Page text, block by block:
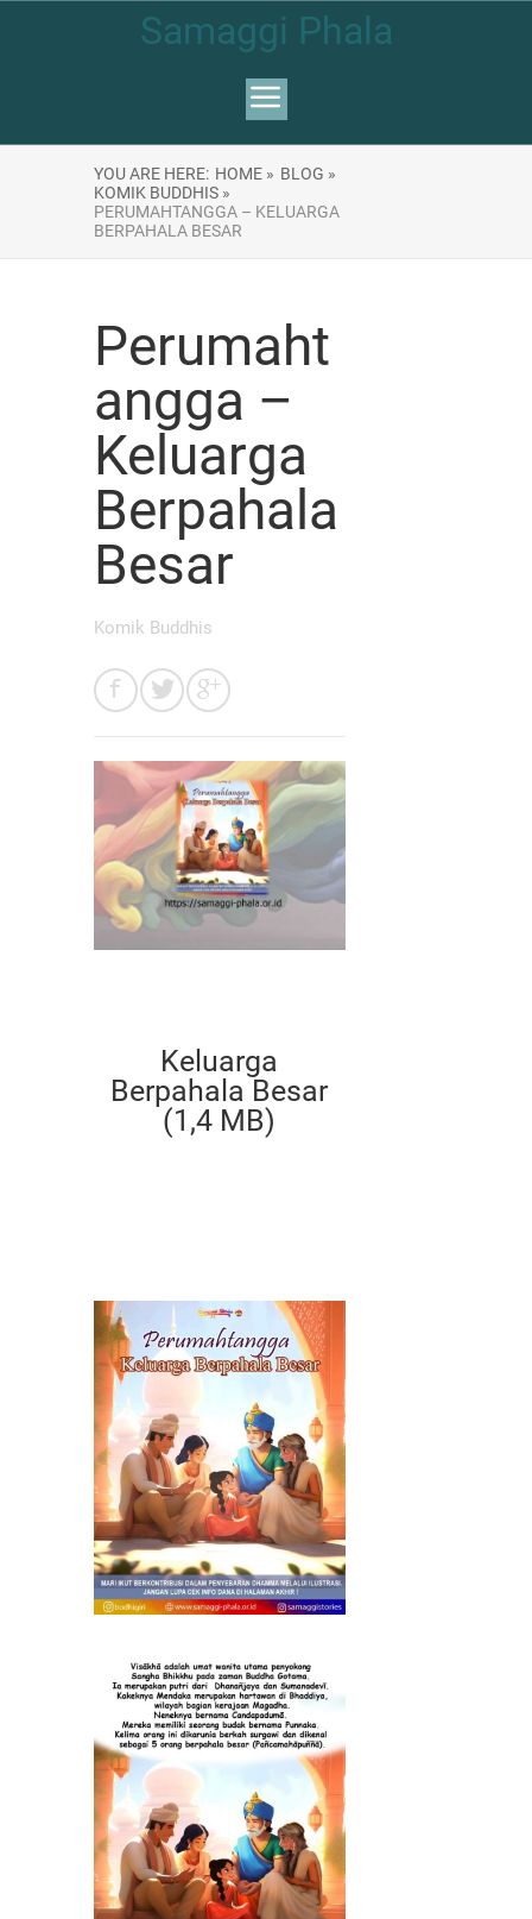
Samaggi Phala
YOU ARE HERE: HOME » BLOG »
KOMIK BUDDHIS »
PERUMAHTANGGA – KELUARGA
BERPAHALA BESAR
Perumaht
angga –
Keluarga
Berpahala
Besar
Komik Buddhis
Keluarga
Berpahala Besar
(1,4 MB)